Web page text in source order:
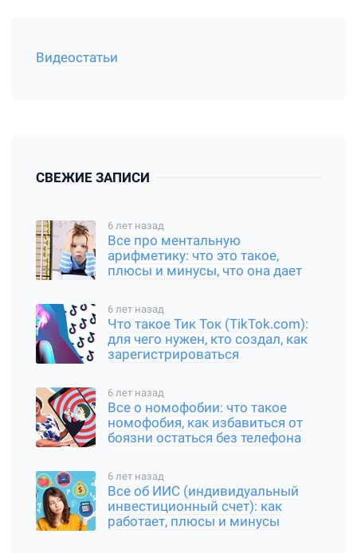
Видеостатьи
СВЕЖИЕ ЗАПИСИ
6 лет назад
Все про ментальную
арифметику: что это такое,
плюсы и минусы, что она дает
6 лет назад
Что такое Тик Ток (TikTok.com):
для чего нужен, кто создал, как
зарегистрироваться
6 лет назад
Все о номофобии: что такое
номофобия, как избавиться от
боязни остаться без телефона
6 лет назад
Все об ИИС (индивидуальный
инвестиционный счет): как
работает, плюсы и минусы